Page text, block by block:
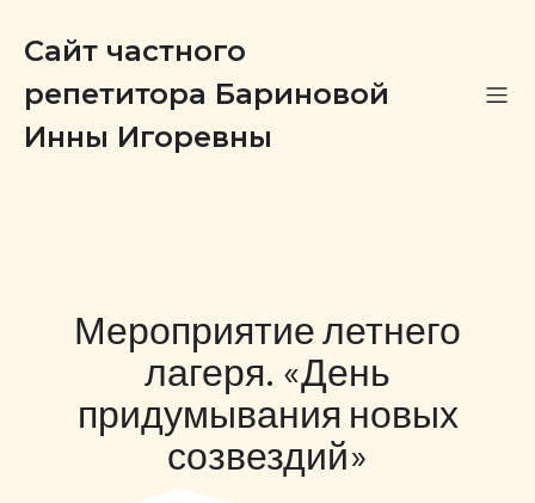
Сайт частного
репетитора Бариновой
Инны Игоревны
Мероприятие летнего
лагеря. «День
придумывания новых
созвездий»